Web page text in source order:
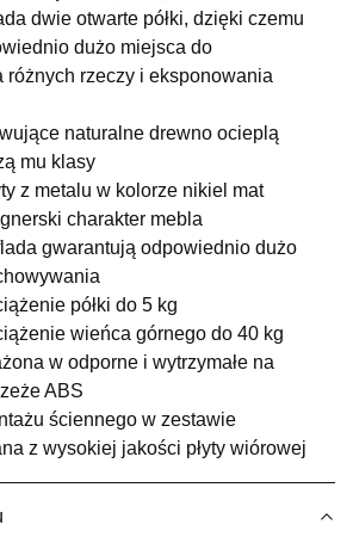
Sb: 10:00-14:00
cena sprzedawcy z ostatnich 30 dni 849,00 zł
Wybierz
M JAK MEBLE
Sb: 09:00-13:00
dwie otwarte półki, dzięki czemu
dużo miejsca do
różnych rzeczy i eksponowania
naturalne drewno ocieplą
mu klasy
z metalu w kolorze nikiel mat
charakter mebla
gwarantują odpowiednio dużo
półki do 5 kg
wieńca górnego do 40 kg
w odporne i wytrzymałe na
ABS
ściennego w zestawie
z wysokiej jakości płyty wiórowej